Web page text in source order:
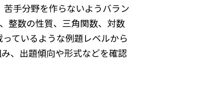
手分野を作らないようバラン
整数の性質、三角関数、対数
ているような例題レベルから
、出題傾向や形式などを確認